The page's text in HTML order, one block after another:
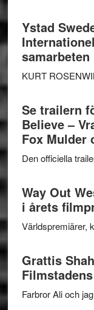
Ystad
samarbeten
KURT
Se trailern
Believe –
Fox Mulder
Den officiella
Way Out
i årets
Världspremiärer,
Grattis
Farbror Ali och